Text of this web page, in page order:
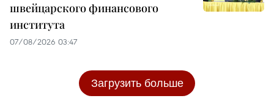
швейцарского финансового
института
07/08/2026 03:47
Загрузить больше